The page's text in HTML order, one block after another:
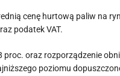
cenę hurtową paliw na
podatek VAT.
oraz rozporządzenie
poziomu